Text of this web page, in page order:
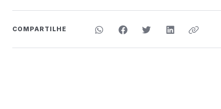
COMPARTILHE